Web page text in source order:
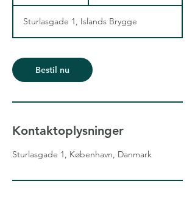
m
Sturlasgade 1, Islands Brygge
Bestil nu
Kontaktoplysninger
Sturlasgade 1, København, Danmark